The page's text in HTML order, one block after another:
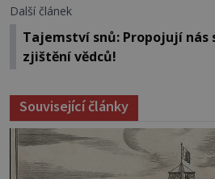
Další článek
Tajemství snů: Propojují nás
zjištění vědců!
Související články